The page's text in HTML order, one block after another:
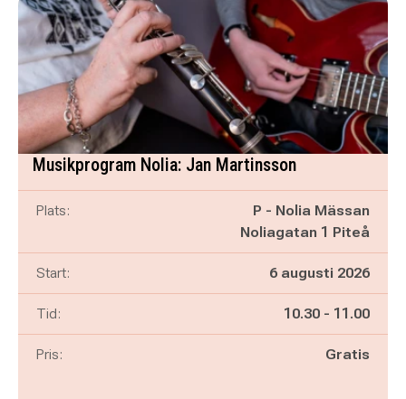
Musikprogram Nolia: Jan Martinsson
Plats:
P - Nolia Mässan
Noliagatan 1 Piteå
Start: 6 augusti 2026
Tid: Pågår mellan
10.30 - och
11.00
Pris: Gratis